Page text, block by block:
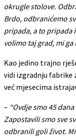
okrugle stolove.
Brdo, odbranićemo
pripada, a to pripada
volimo taj grad, mi
Kao jedino trajno
vidi izgradnju fabrike
već mjesecima
– “Ovdje smo 45
Zapostavili smo sve
odbranili goli život.